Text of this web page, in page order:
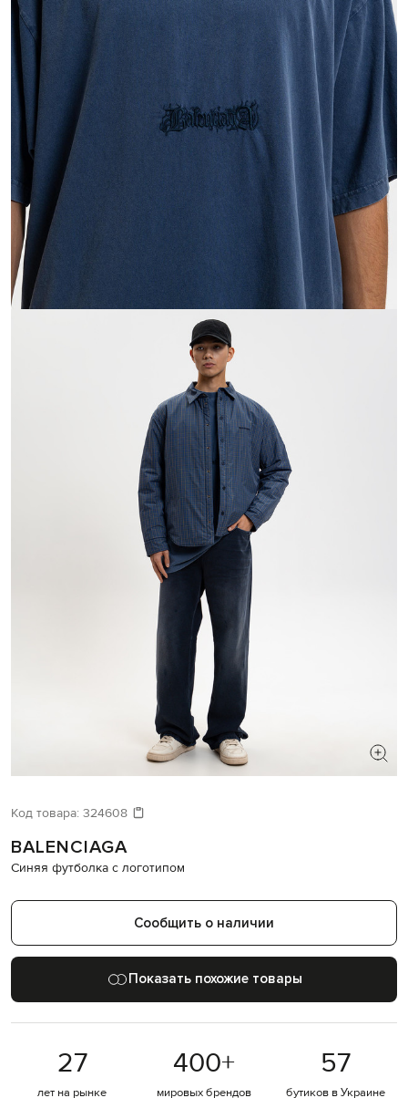
Давайте подберем что-то еще
Похожие товары
Код товара: 324608
BALENCIAGA
Синяя футболка с логотипом
Сообщить о наличии
Показать похожие товары
27
лет на рынке
400+
мировых брендов
57
бутиков в Украине